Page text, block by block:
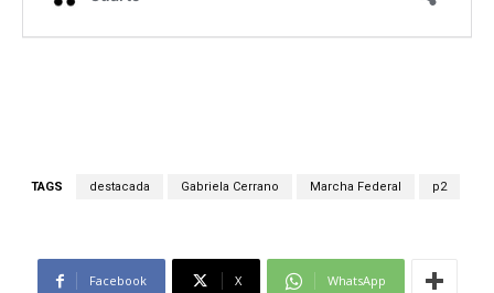
TAGS destacada Gabriela Cerrano Marcha Federal p2
Facebook X WhatsApp